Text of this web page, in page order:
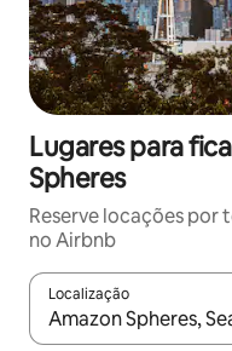
Lugares para
Spheres
Reserve locações por
no Airbnb
Localização
Quando os resultados